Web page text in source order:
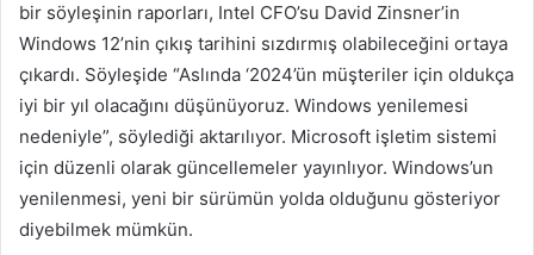
bir söyleşinin raporları, Intel CFO’su David Zinsner’in
Windows 12’nin çıkış tarihini sızdırmış olabileceğini ortaya
çıkardı. Söyleşide “Aslında ‘2024’ün müşteriler için oldukça
iyi bir yıl olacağını düşünüyoruz. Windows yenilemesi
nedeniyle”, söylediği aktarılıyor. Microsoft işletim sistemi
için düzenli olarak güncellemeler yayınlıyor. Windows’un
yenilenmesi, yeni bir sürümün yolda olduğunu gösteriyor
diyebilmek mümkün.